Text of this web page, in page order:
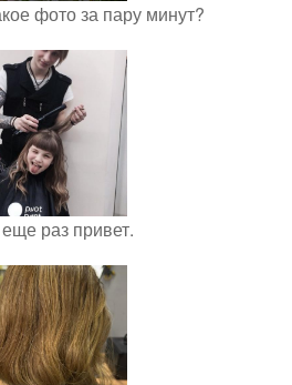
фото за пару минут?
раз привет.